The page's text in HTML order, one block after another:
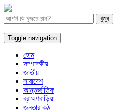
Toggle navigation
হোম
সম্পাদকীয়
জাতীয়
সারাদেশ
আন্তর্জাতিক
ব্রাহ্মণবাড়িয়া
জনতার কন্ঠ